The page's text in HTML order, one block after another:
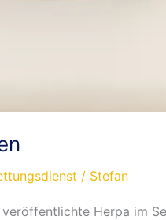
/ Stefan
Herpa im